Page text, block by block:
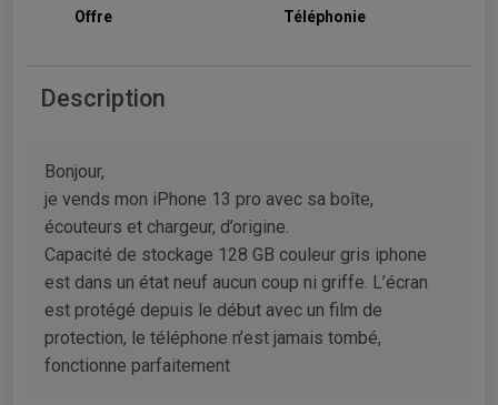
Offre
Téléphonie
Description
Bonjour,
je vends mon iPhone 13 pro avec sa boîte,
écouteurs et chargeur, d’origine.
Capacité de stockage 128 GB couleur gris iphone
est dans un état neuf aucun coup ni griffe. L’écran
est protégé depuis le début avec un film de
protection, le téléphone n’est jamais tombé,
fonctionne parfaitement